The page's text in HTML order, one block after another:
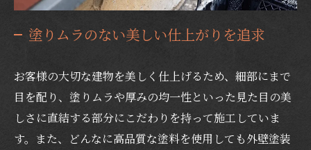
塗りムラのない美しい仕上がりを追求
お客様の大切な建物を美しく仕上げるため、細部にまで
目を配り、塗りムラや厚みの均一性といった見た目の美
しさに直結する部分にこだわりを持って施工していま
す。また、どんなに高品質な塗料を使用しても外壁塗装